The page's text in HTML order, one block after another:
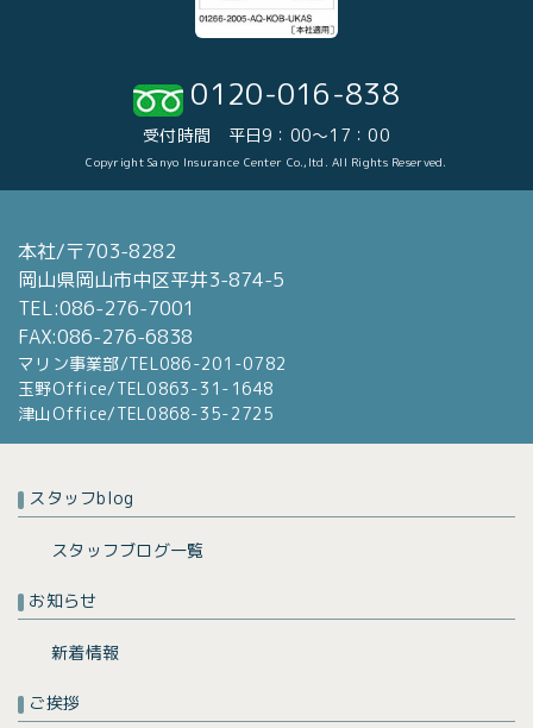
0120-016-838
受付時間 平日9：00～17：00
Copyright Sanyo Insurance Center Co.,ltd. All Rights Reserved.
本社/〒703-8282
岡山県岡山市中区平井3-874-5
TEL:086-276-7001
FAX:086-276-6838
マリン事業部/TEL086-201-0782
玉野Office/TEL0863-31-1648
津山Office/TEL0868-35-2725
スタッフblog
スタッフブログ一覧
お知らせ
新着情報
ご挨拶